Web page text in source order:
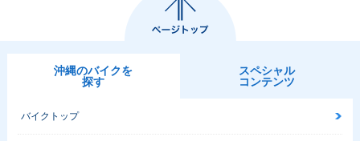
沖縄のバイクを
探す
スペシャル
コンテンツ
バイクトップ